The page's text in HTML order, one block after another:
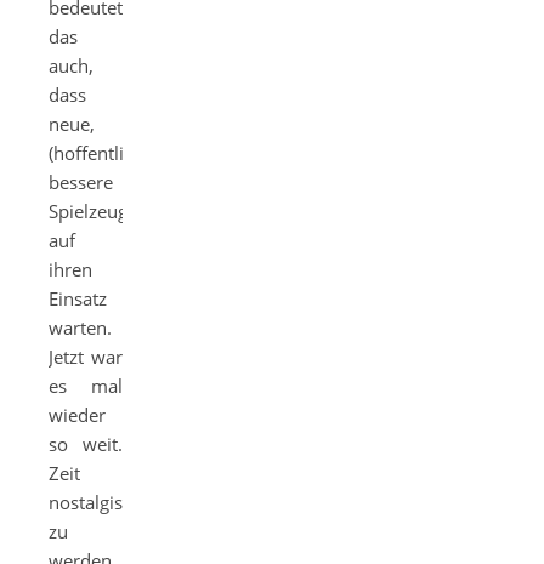
bedeutet
das
auch,
dass
neue,
(hoffentlich)
bessere
Spielzeuge
auf
ihren
Einsatz
warten.
Jetzt war
es mal
wieder
so weit.
Zeit
nostalgisch
zu